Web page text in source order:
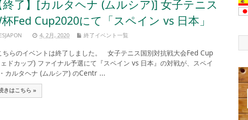
終了】[カルタヘナ (ムルシア)] 女子テニス
Fed Cup2020にて「スペイン vs 日本」
4, 2月, 2020 終了イベント一覧
らのイベントは終了しました。 女子テニス国別対抗戦大会Fed Cup
ドカップ) ファイナル予選にて『スペイン vs 日本』の対戦が、スペイ
カルタヘナ (ムルシア) のCentr ...
きはこちら »